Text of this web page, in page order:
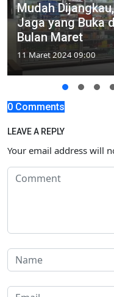
Mudah
Jaga yang Buka
Bulan Maret
11 Maret 2024 09:00
0 Comments
LEAVE A REPLY
Your email address will